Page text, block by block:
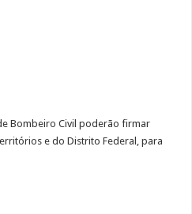
Bombeiro Civil poderão firmar
e do Distrito Federal, para